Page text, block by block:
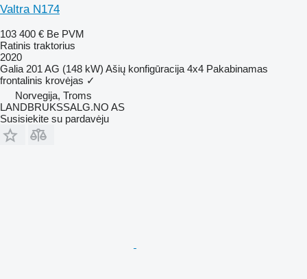
Valtra N174
103 400 € Be PVM
Ratinis traktorius
2020
Galia 201 AG (148 kW) Ašių konfigūracija 4x4 Pakabinamas
frontalinis krovėjas ✓
Norvegija, Troms
LANDBRUKSSALG.NO AS
Susisiekite su pardavėju